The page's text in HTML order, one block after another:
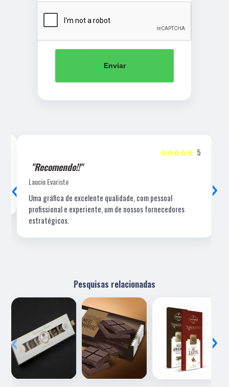
Enviar
5
☆☆☆☆☆
"Recomendo!!"
Laucio Evaristo
Uma gráfica de excelente qualidade, com pessoal
profissional e experiente, um de nossos fornecedores
estratégicos.
‹ ›
Pesquisas relacionadas
‹ ›